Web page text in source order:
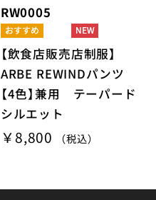
RW0005
【飲食店販売店制服】
ARBE REWINDパンツ
【4色】兼用 テーパード
シルエット
￥8,800 （税込）